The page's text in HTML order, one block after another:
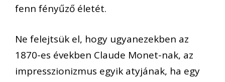
fenn fényűző életét.
Ne felejtsük el, hogy ugyanezekben az
1870-es években Claude Monet-nak, az
impresszionizmus egyik atyjának, ha egy